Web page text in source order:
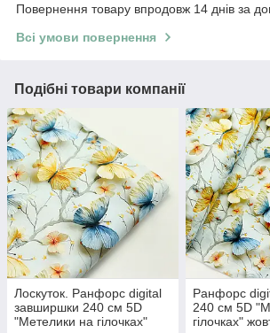
Повернення товару впродовж 14 днів за
Всі умови повернення
Подібні товари компанії
Лоскуток. Ранфорс digital
завширшки 240 см 5D
"Метелики на гілочках"
Ранфорс
240 см 5D
гілочках"